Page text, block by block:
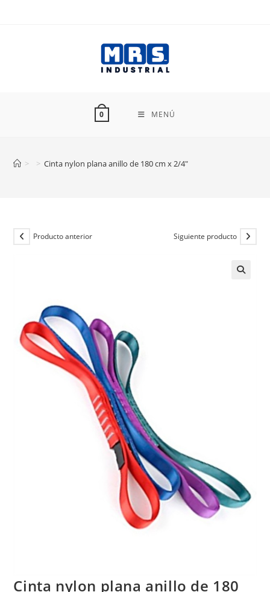
0 MENÚ
> > Cinta nylon plana anillo de 180 cm x 2/4″
Producto anterior Siguiente producto
Cinta nylon plana anillo de 180